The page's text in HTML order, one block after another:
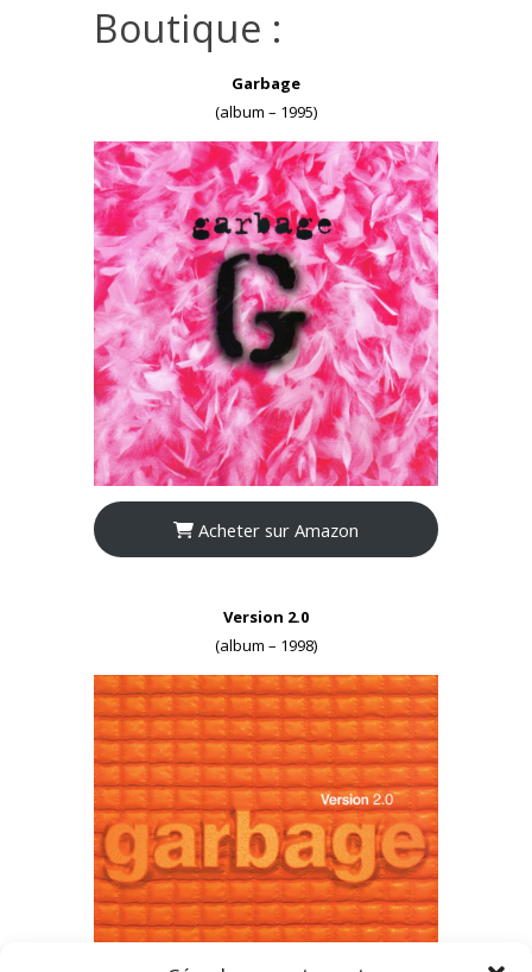
Boutique :
Garbage
(album – 1995)
Acheter sur Amazon
Version 2.0
(album – 1998)